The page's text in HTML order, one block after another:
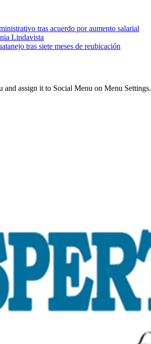
tras acuerdo por aumento salarial
Lindavista
tras siete meses de reubicación
and assign it to Social Menu on Menu Settings.